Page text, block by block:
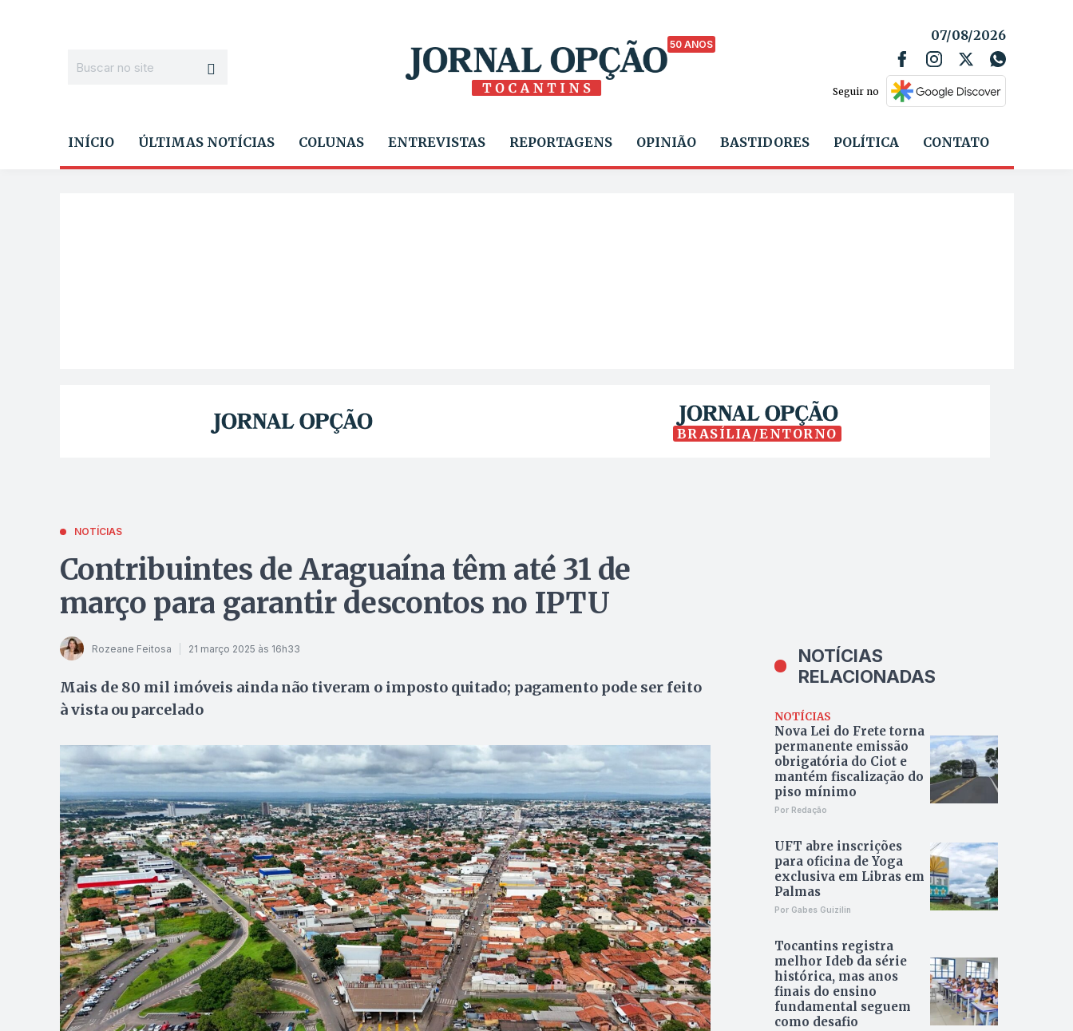
50 ANOS
07/08/2026
Seguir no
INÍCIO ÚLTIMAS NOTÍCIAS COLUNAS ENTREVISTAS REPORTAGENS OPINIÃO BASTIDORES POLÍTICA CONTATO
BRASÍLIA/ENTORNO
NOTÍCIAS
Contribuintes de Araguaína têm até 31 de
março para garantir descontos no IPTU
Rozeane Feitosa 21 março 2025 às 16h33
Mais de 80 mil imóveis ainda não tiveram o imposto quitado; pagamento pode ser feito
à vista ou parcelado
NOTÍCIAS
RELACIONADAS
NOTÍCIAS
Nova Lei do Frete torna
permanente emissão
obrigatória do Ciot e
mantém fiscalização do
piso mínimo
Por Redação
UFT abre inscrições
para oficina de Yoga
exclusiva em Libras em
Palmas
Por Gabes Guizilin
Tocantins registra
melhor Ideb da série
histórica, mas anos
finais do ensino
fundamental seguem
como desafio